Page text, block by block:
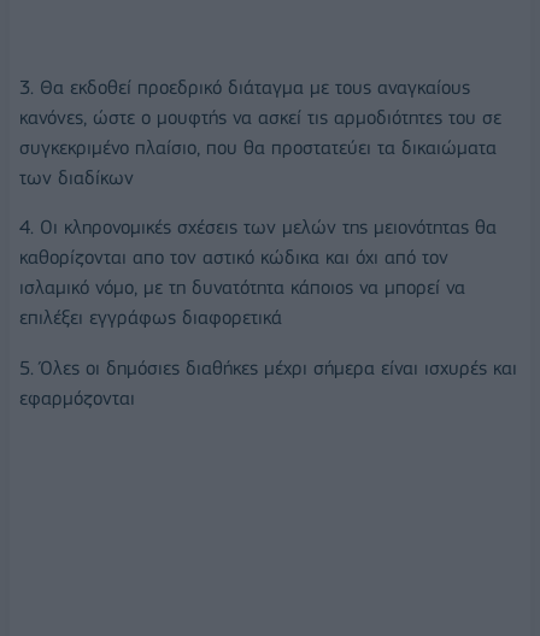
3. Θα εκδοθεί προεδρικό διάταγμα με τους αναγκαίους
κανόνες, ώστε ο μουφτής να ασκεί τις αρμοδιότητες του σε
συγκεκριμένο πλαίσιο, που θα προστατεύει τα δικαιώματα
των διαδίκων
4. Οι κληρονομικές σχέσεις των μελών της μειονότητας θα
καθορίζονται απο τον αστικό κώδικα και όχι από τον
ισλαμικό νόμο, με τη δυνατότητα κάποιος να μπορεί να
επιλέξει εγγράφως διαφορετικά
5. Όλες οι δημόσιες διαθήκες μέχρι σήμερα είναι ισχυρές και
εφαρμόζονται